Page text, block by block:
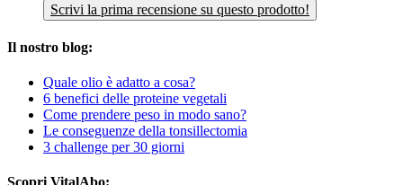
Scrivi la prima recensione su questo prodotto!
Il nostro blog:
Quale olio è adatto a cosa?
6 benefici delle proteine vegetali
Come prendere peso in modo sano?
Le conseguenze della tonsillectomia
3 challenge per 30 giorni